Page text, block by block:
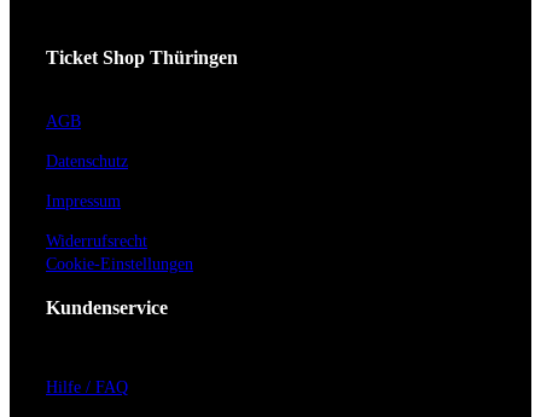
Ticket Shop Thüringen
AGB
Datenschutz
Impressum
Widerrufsrecht
Cookie-Einstellungen
Kundenservice
Hilfe / FAQ